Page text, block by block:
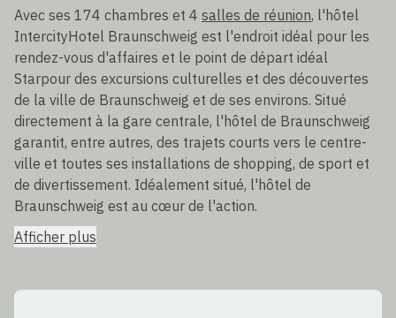
Avec ses 174 chambres et 4 salles de réunion, l'hôtel
IntercityHotel Braunschweig est l'endroit idéal pour les
rendez-vous d'affaires et le point de départ idéal
Starpour des excursions culturelles et des découvertes
de la ville de Braunschweig et de ses environs. Situé
directement à la gare centrale, l'hôtel de Braunschweig
garantit, entre autres, des trajets courts vers le centre-
ville et toutes ses installations de shopping, de sport et
de divertissement. Idéalement situé, l'hôtel de
Braunschweig est au cœur de l'action.
Afficher plus